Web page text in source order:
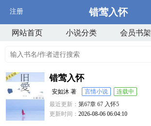
注册 错莺入怀
网站首页 小说分类 会员书架
错莺入怀
安如沐 著 言情小说
连载中
最近更新：第67章 67 入怀5
更新时间：2026-08-06 06:04:10